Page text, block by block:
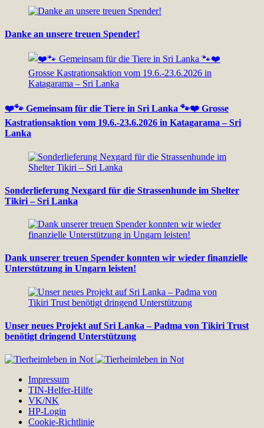
Danke an unsere treuen Spender!
❤️🐾 Gemeinsam für die Tiere in Sri Lanka 🐾❤️ Grosse
Kastrationsaktion vom 19.6.-23.6.2026 in Katagarama – Sri
Lanka
Sonderlieferung Nexgard für die Strassenhunde im Shelter
Tikiri – Sri Lanka
Dank unserer treuen Spender konnten wir wieder finanzielle
Unterstützung in Ungarn leisten!
Unser neues Projekt auf Sri Lanka – Padma von Tikiri Trust
benötigt dringend Unterstützung
Impressum
TIN-Helfer-Hilfe
VK/NK
HP-Login
Cookie-Richtlinie